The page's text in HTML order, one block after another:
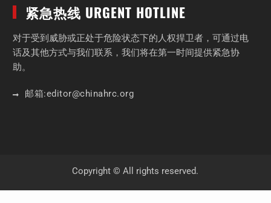
紧急热线 URGENT HOTLINE
对于受到威胁或正处于危险状态下的人权捍卫者，可通过电
话及其他方式与我们联系，我们将在第一时间提供紧急协
助。
邮箱:editor@chinahrc.org
Copyright © All rights reserved.